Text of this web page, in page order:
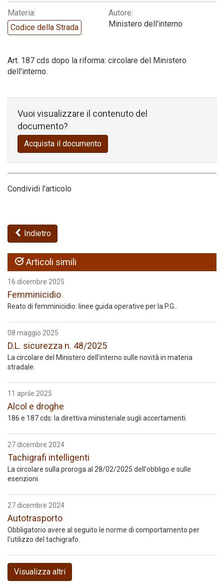
Codice della strada
Materia:
Codice della Strada
Autore:
Ministero dell'interno
Art. 187 cds dopo la riforma: circolare del Ministero
dell'interno.
Vuoi visualizzare il contenuto del
documento?
Acquista il documento
Condividi l'articolo
Indietro
Articoli simili
16 dicembre 2025
Femminicidio
Reato di femminicidio: linee guida operative per la P.G..
08 maggio 2025
D.L. sicurezza n. 48/2025
La circolare del Ministero dell'interno sulle novità in materia
stradale.
11 aprile 2025
Alcol e droghe
186 e 187 cds: la direttiva ministeriale sugli accertamenti.
27 dicembre 2024
Tachigrafi intelligenti
La circolare sulla proroga al 28/02/2025 dell'obbligo e sulle
esenzioni.
27 dicembre 2024
Autotrasporto
Obbligatorio avere al seguito le norme di comportamento per
l'utilizzo del tachigrafo.
Visualizza altri